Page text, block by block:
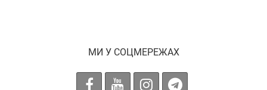
МИ У СОЦМЕРЕЖАХ